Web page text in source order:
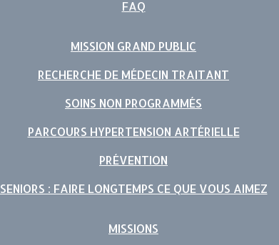
FAQ
MISSION GRAND PUBLIC
RECHERCHE DE MÉDECIN TRAITANT
SOINS NON PROGRAMMÉS
PARCOURS HYPERTENSION ARTÉRIELLE
PRÉVENTION
SENIORS : FAIRE LONGTEMPS CE QUE VOUS AIMEZ
MISSIONS